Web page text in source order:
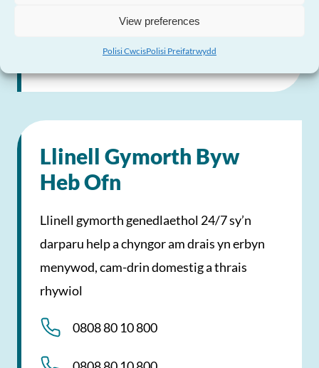
View preferences
Polisi CwcisPolisi Preifatrwydd
Gweld proffil
Llinell Gymorth Byw
Heb Ofn
Llinell gymorth genedlaethol 24/7 sy’n
darparu help a chyngor am drais yn erbyn
menywod, cam-drin domestig a thrais
rhywiol
0808 80 10 800